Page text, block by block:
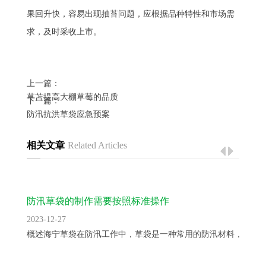
果回升快，容易出现抽苔问题，应根据品种特性和市场需
求，及时采收上市。
上一篇：
草苫提高大棚草莓的品质
下一篇：
防汛抗洪草袋应急预案
相关文章 Related Articles
防汛草袋的制作需要按照标准操作
2023-12-27
概述海宁草袋在防汛工作中，草袋是一种常用的防汛材料，用于...